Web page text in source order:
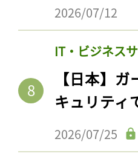
2026/07/12
IT・ビジネス
【日本】
キュリティ
2026/07/25